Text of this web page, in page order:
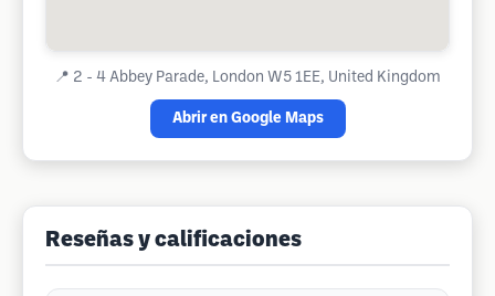
📍 2 - 4 Abbey Parade, London W5 1EE, United Kingdom
Abrir en Google Maps
Reseñas y calificaciones